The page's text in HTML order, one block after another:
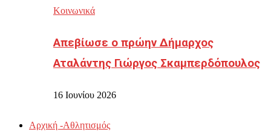
Κοινωνικά
Απεβίωσε ο πρώην Δήμαρχος
Αταλάντης Γιώργος Σκαμπερδόπουλος
16 Ιουνίου 2026
Αρχική -Αθλητισμός